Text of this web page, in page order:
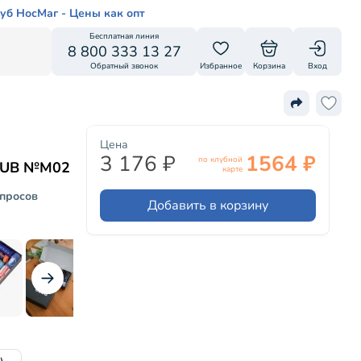
НосМаг - Цены как опт
Бесплатная линия
8 800 333 13 27
Обратный звонок Избранное Корзина Вход
№М02
Цена
3 176 ₽
по клубной
карте 1564 ₽
Добавить в корзину